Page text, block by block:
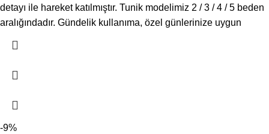
detayı ile hareket katılmıştır. Tunik modelimiz 2 / 3 / 4 / 5 beden
aralığındadır. Gündelik kullanıma, özel günlerinize uygun
-9%